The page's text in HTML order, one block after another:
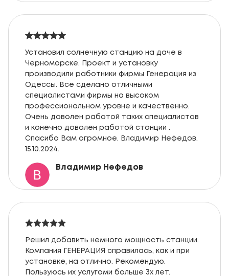
Установил солнечную станцию на даче в
Черноморске. Проект и установку
производили работники фирмы Генерация из
Одессы. Все сделано отличными
специалистами фирмы на высоком
профессиональном уровне и качественно.
Очень доволен работой таких специалистов
и конечно доволен работой станции .
Спасибо Вам огромное. Владимир Нефедов.
15.10.2024.
Владимир Нефедов
Решил добавить немного мощность станции.
Компания ГЕНЕРАЦИЯ справилась, как и при
установке, на отлично. Рекомендую.
Пользуюсь их услугами больше 3х лет.